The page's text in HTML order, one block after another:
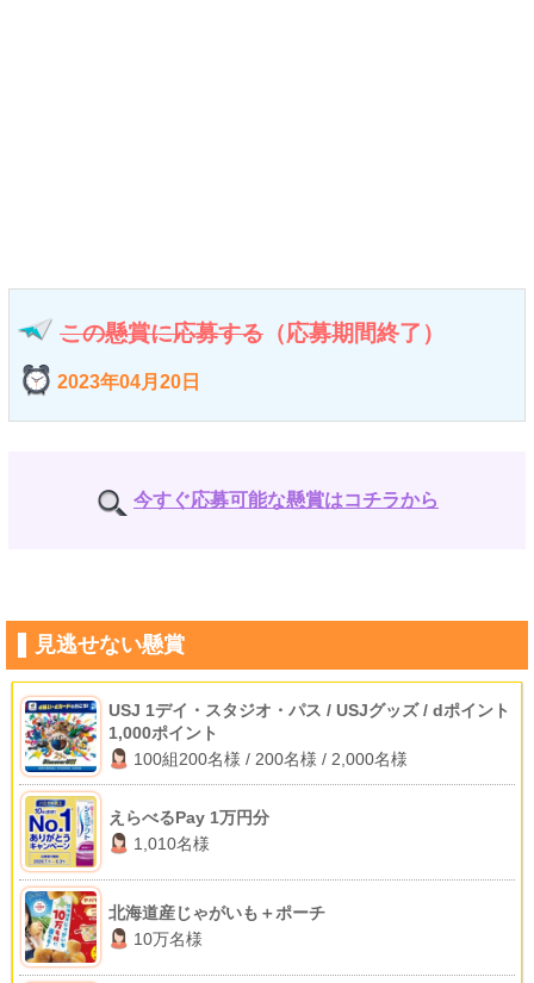
この懸賞に応募する （応募期間終了）
2023年04月20日
今すぐ応募可能な懸賞はコチラから
見逃せない懸賞
USJ 1デイ・スタジオ・パス / USJグッズ / dポイント
1,000ポイント
100組200名様 / 200名様 / 2,000名様
えらべるPay 1万円分
1,010名様
北海道産じゃがいも＋ポーチ
10万名様